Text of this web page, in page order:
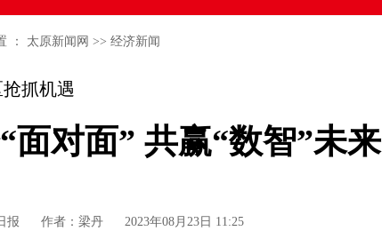
： 太原新闻网 >> 经济新闻
抓机遇
面对面” 共赢“数智”未来
报 作者：梁丹 2023年08月23日 11:25